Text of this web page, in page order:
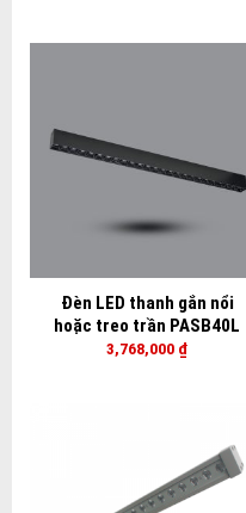
Đèn LED thanh gắn nổi
hoặc treo trần PASB40L
3,768,000 ₫